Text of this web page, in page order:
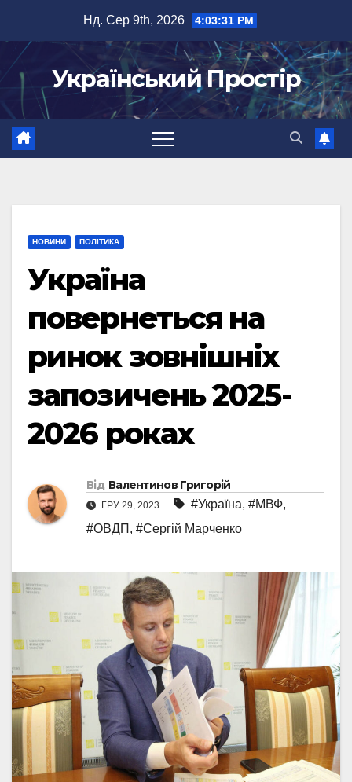
вмісту
Нд. Сер 9th, 2026 4:03:32 PM
Український Простір
НОВИНИ ПОЛІТИКА
Україна
повернеться на
ринок зовнішніх
запозичень 2025-
2026 роках
Від Валентинов Григорій
ГРУ 29, 2023 #Україна, #МВФ,
#ОВДП , #Сергій Марченко